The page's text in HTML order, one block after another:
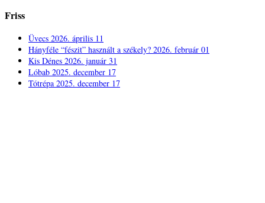
Friss
Üvecs 2026. április 11
Hányféle “fészit” használt a székely? 2026. február 01
Kis Dénes 2026. január 31
Lóbab 2025. december 17
Tótrépa 2025. december 17